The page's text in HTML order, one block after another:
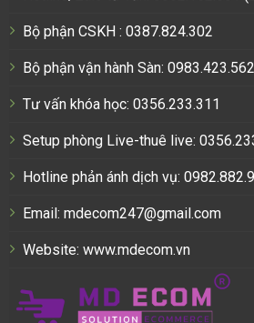
Bộ phận CSKH : 0387.824.302
Bộ phận vận hành Sàn: 0983.423.562
Tư vấn khóa học: 0356.233.311
Setup phòng Live-thuê live:
Hotline phản ánh dịch vụ:
Email: mdecom247@gmail.com
Website: www.mdecom.vn